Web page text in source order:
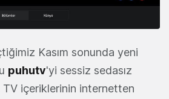
Kasım sonunda yeni
puhutv'yi sessiz sedasız
TV içeriklerinin internetten